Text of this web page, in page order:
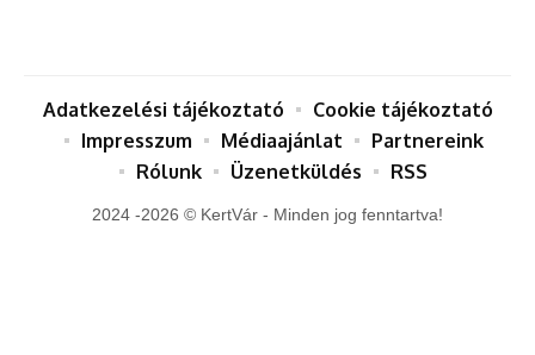
2024 -2026 © KertVár - Minden jog fenntartva!
Adatkezelési tájékoztató
Cookie tájékoztató
Impresszum
Médiaajánlat
Partnereink
Rólunk
Üzenetküldés RSS